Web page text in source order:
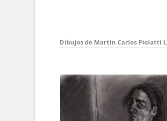
Dibujos de Martín Carlos Piolatti